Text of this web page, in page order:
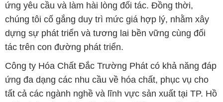
ứng yêu cầu và làm hài lòng đối tác. Đồng thời,
chúng tôi cố gắng duy trì mức giá hợp lý, nhằm xây
dựng sự phát triển và tương lai bền vững cùng đối
tác trên con đường phát triển.
Công ty Hóa Chất Đắc Trường Phát có khả năng đáp
ứng đa dạng các nhu cầu về hóa chất, phục vụ cho
tất cả các ngành nghề và lĩnh vực sản xuất tại TP. Hồ